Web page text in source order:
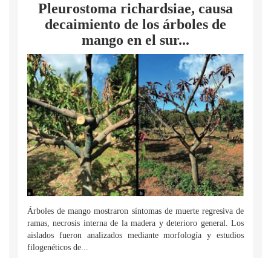
Pleurostoma richardsiae, causa
decaimiento de los árboles de
mango en el sur...
Árboles de mango mostraron síntomas de muerte regresiva de
ramas, necrosis interna de la madera y deterioro general. Los
aislados fueron analizados mediante morfología y estudios
filogenéticos de...